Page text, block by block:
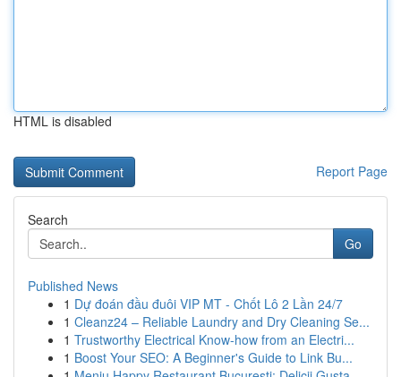
HTML is disabled
Report Page
Search
Go
Published News
1 Dự đoán đầu đuôi VIP MT - Chốt Lô 2 Lần 24/7
1 Cleanz24 – Reliable Laundry and Dry Cleaning Se...
1 Trustworthy Electrical Know-how from an Electri...
1 Boost Your SEO: A Beginner's Guide to Link Bu...